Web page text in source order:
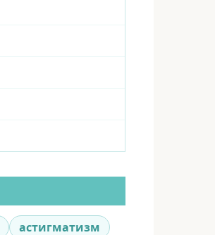
астигматизм